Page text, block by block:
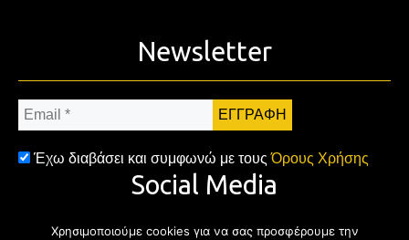
Newsletter
Email
*
Έχω διαβάσει και συμφωνώ με τουςΌρους Χρήσης
Social Media
Χρησιμοποιούμε cookies για να σας προσφέρουμε την